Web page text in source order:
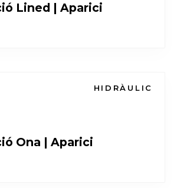
Lined | Aparici
HIDRÀULIC
Ona | Aparici